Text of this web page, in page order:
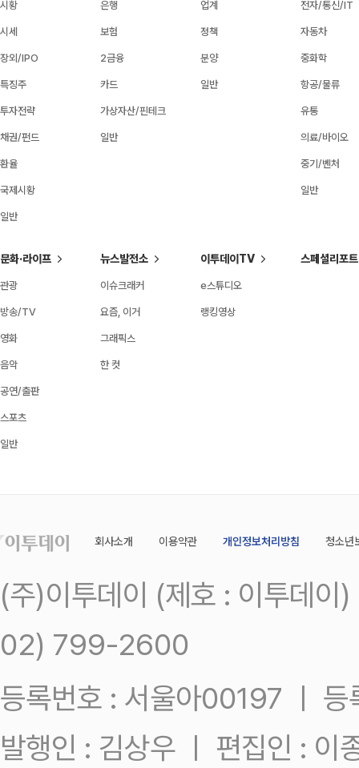
시황
시세
장외/IPO
특징주
투자전략
채권/펀드
환율
국제시황
일반
은행
보험
2금융
카드
가상자산/핀테크
일반
업계
정책
분양
일반
전자/통신/IT
자동차
중화학
항공/물류
유통
의료/바이오
중기/벤처
일반
문화·라이프
관광
방송/TV
영화
음악
공연/출판
스포츠
일반
뉴스발전소
이슈크래커
요즘, 이거
그래픽스
한 컷
이투데이TV
e스튜디오
랭킹영상
스페셜리포트
회사소개 이용약관 개인정보처리방침 청소년
(주)이투데이 (제호 : 이투데
02) 799-2600
등록번호 : 서울아00197 ㅣ
발행인 : 김상우 ㅣ 편집인 : 이